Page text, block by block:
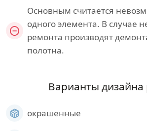
Основным считается
одного элемента. В случае
ремонта производят
полотна.
Варианты дизайна
окрашенные